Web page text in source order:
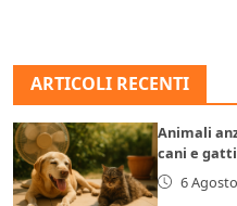
ARTICOLI RECENTI
Animali
cani e
6